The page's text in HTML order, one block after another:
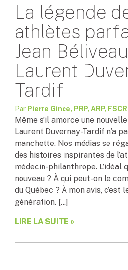
La légende
athlètes
Jean
Laurent
Tardif
Par Pierre Gince, PRP, ARP,
Même s’il amorce une
Laurent Duvernay-Tardif n’a
manchette. Nos médias se
des histoires inspirantes de
médecin-philanthrope. L’idéal
nouveau ? À qui peut-on le
du Québec ? À mon avis, c’est
génération. […]
LIRE LA SUITE »